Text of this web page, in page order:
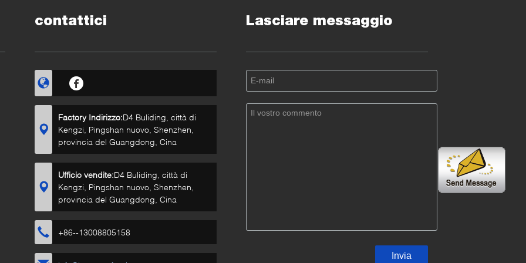
contattici
Factory Indirizzo:D4 Buliding, città di
Kengzi, Pingshan nuovo, Shenzhen,
provincia del Guangdong, Cina
Ufficio vendite:D4 Buliding, città di
Kengzi, Pingshan nuovo, Shenzhen,
provincia del Guangdong, Cina
+86--13008805158
Lasciare messaggio